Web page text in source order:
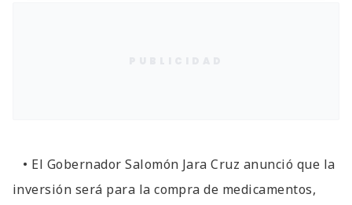
• El Gobernador Salomón Jara Cruz anunció que la
inversión será para la compra de medicamentos,